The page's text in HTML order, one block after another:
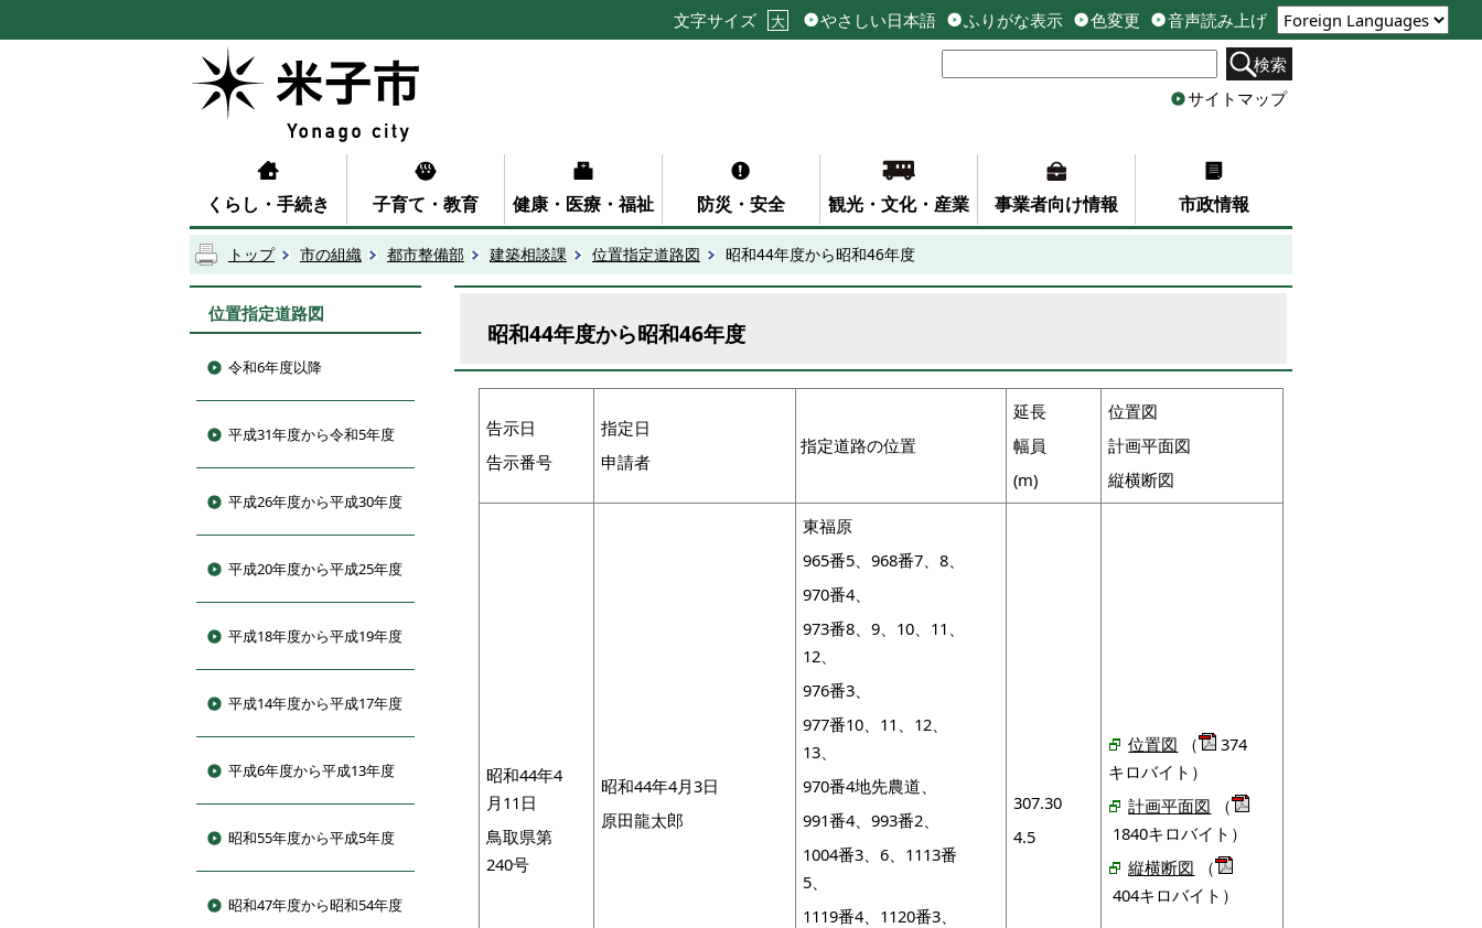
文字サイズ 大 やさしい日本語 ふりがな表示 色変更
音声読み上げ
検索
サイトマップ
くらし・手続き 子育て・教育 健康・医療・福祉 防災・安全 観光・文化・産業 事業者向け情報 市政情報
トップ 市の組織 都市整備部 建築相談課 位置指定道路図 昭和44年度から昭和46年度
位置指定道路図
令和6年度以降
平成31年度から令和5年度
平成26年度から平成30年度
平成20年度から平成25年度
平成18年度から平成19年度
平成14年度から平成17年度
平成6年度から平成13年度
昭和55年度から平成5年度
昭和47年度から昭和54年度
昭和44年度から昭和46年度
告示日
告示番号
指定日
申請者
指定道路の位置
延長
幅員
(m)
位置図
計画平面図
縦横断図
昭和44年4
月11日
鳥取県第
240号
昭和44年4月3日
原田龍太郎
東福原
965番5、968番7、8、
970番4、
973番8、9、10、11、
12、
976番3、
977番10、11、12、
13、
970番4地先農道、
991番4、993番2、
1004番3、6、1113番
5、
1119番4、1120番3、
307.30
4.5
位置図 （
374
キロバイト）
計画平面図 （
1840キロバイト）
縦横断図 （
404キロバイト）